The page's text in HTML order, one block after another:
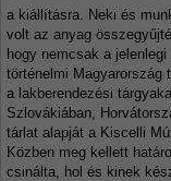
a kiállításra. Neki és
volt az anyag
hogy nemcsak a
történelmi Magyarország
a lakberendezési
Szlovákiában,
tárlat alapját a Kiscelli
Közben meg kellett
csinálta, hol és kinek